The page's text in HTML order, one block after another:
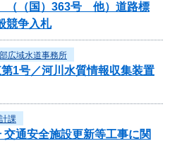
（（国）363号 他）道路標
競争入札
広域水道事務所
第1号／河川水質情報収集装置
課
交通安全施設更新等工事に関